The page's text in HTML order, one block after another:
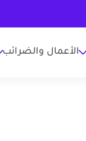
الأعمال والضرائب